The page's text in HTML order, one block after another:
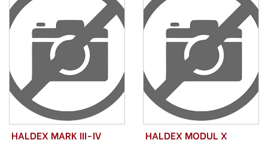
HALDEX MARK III-IV HALDEX MODUL X